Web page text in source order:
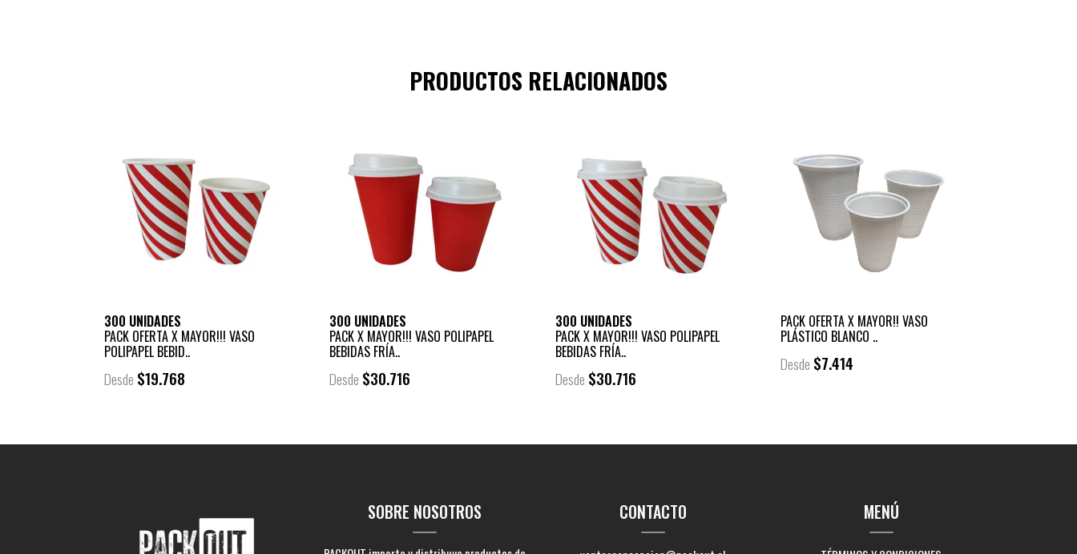
PRODUCTOS RELACIONADOS
300 UNIDADES
PACK OFERTA X MAYOR!!! VASO
POLIPAPEL BEBID..
Desde $19.768
300 UNIDADES
PACK X MAYOR!!! VASO POLIPAPEL
BEBIDAS FRÍA..
Desde $30.716
300 UNIDADES
PACK X MAYOR!!! VASO POLIPAPEL
BEBIDAS FRÍA..
Desde $30.716
PACK OFERTA X MAYOR!! VASO
PLÁSTICO BLANCO ..
Desde $7.414
SOBRE NOSOTROS CONTACTO MENÚ